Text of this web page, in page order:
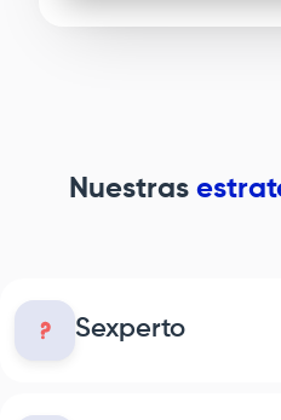
Nuestras
Sexperto